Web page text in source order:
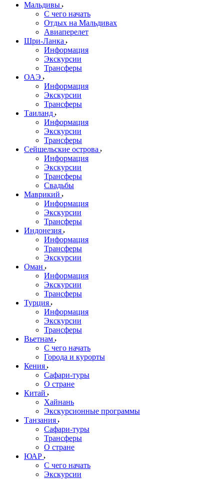
Мальдивы
С чего начать
Отдых на Мальдивах
Авиаперелет
Шри-Ланка
Информация
Экскурсии
Трансферы
ОАЭ
Информация
Экскурсии
Трансферы
Таиланд
Информация
Экскурсии
Трансферы
Сейшельские острова
Информация
Экскурсии
Трансферы
Свадьбы
Маврикий
Информация
Экскурсии
Трансферы
Индонезия
Информация
Трансферы
Экскурсии
Оман
Информация
Экскурсии
Трансферы
Турция
Информация
Экскурсии
Трансферы
Вьетнам
С чего начать
Города и курорты
Кения
Сафари-туры
О стране
Китай
Хайнань
Экскурсионные программы
Танзания
Сафари-туры
Трансферы
О стране
ЮАР
С чего начать
Экскурсии